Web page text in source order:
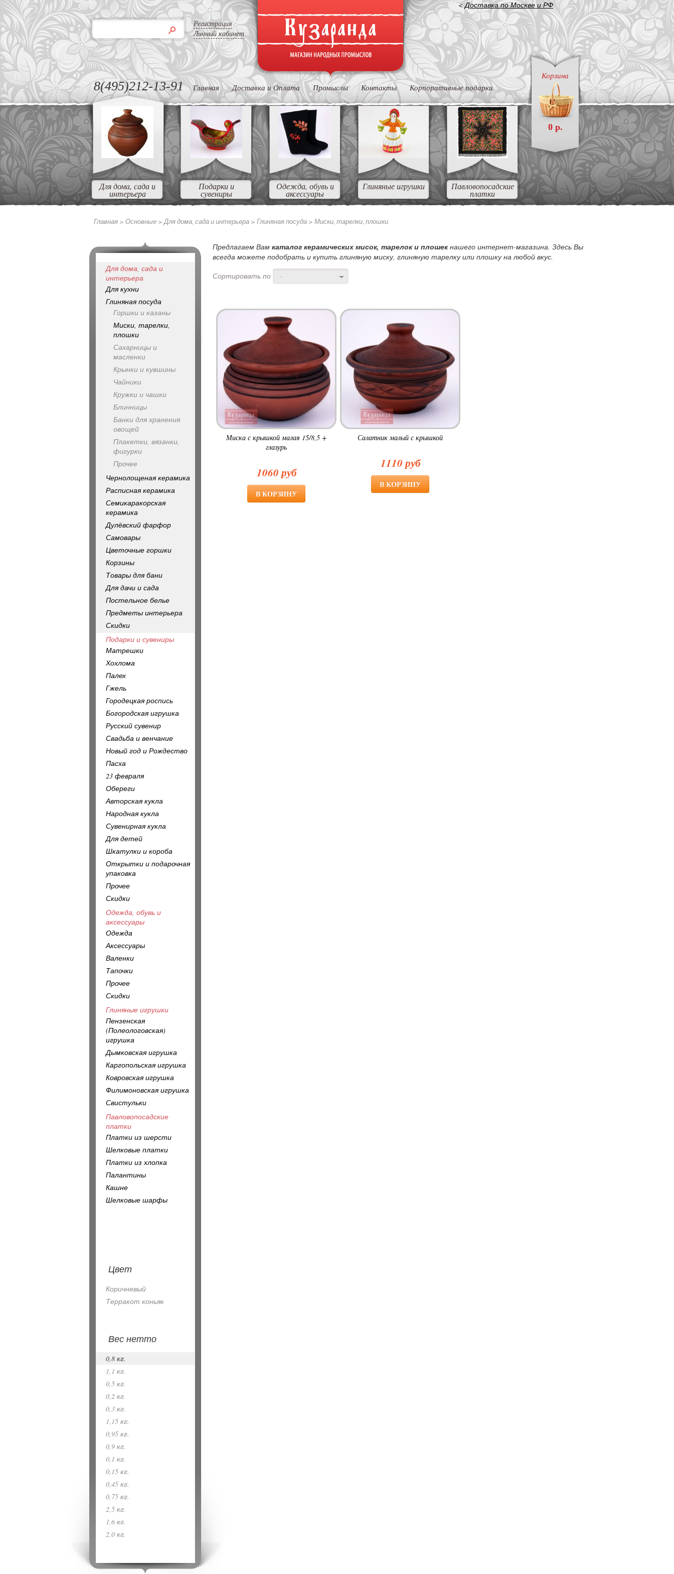
Регистрация
Личный кабинет
<Доставка по Москве и РФ
Корзина
0 р.
8(495)212-13-91 Главная Доставка и Оплата Промыслы Контакты Корпоративные подарки
Для дома, сада и
интерьера
Подарки и
сувениры
Одежда, обувь и
аксессуары
Глиняные игрушки Павловопосадские
платки
Главная > Основные >Для дома, сада и интерьера > Глиняная посуда > Миски, тарелки, плошки
Предлагаем Вам каталог керамических мисок, тарелок и плошекнашего интернет-магазина. Здесь Вы
всегда можете подобрать и купить глиняную миску, глиняную тарелку или плошку на любой вкус.
Сортировать по
-
Миска с крышкой малая 15/8,5 +
глазурь
1060 руб
Салатник малый с крышкой
1110 руб
Для дома, сада и
интерьера
Для кухни
Глиняная посуда
Горшки и казаны
Миски, тарелки,
плошки
Сахарницы и
масленки
Крынки и кувшины
Чайники
Кружки и чашки
Блинницы
Банки для хранения
овощей
Плакетки, вязанки,
фигурки
Прочее
Чернолощеная керамика
Расписная керамика
Семикаракорская
керамика
Дулёвский фарфор
Самовары
Цветочные горшки
Корзины
Товары для бани
Для дачи и сада
Постельное белье
Предметы интерьера
Скидки
Подарки и сувениры
Матрешки
Хохлома
Палех
Гжель
Городецкая роспись
Богородская игрушка
Русский сувенир
Свадьба и венчание
Новый год и Рождество
Пасха
23 февраля
Обереги
Авторская кукла
Народная кукла
Сувенирная кукла
Для детей
Шкатулки и короба
Открытки и подарочная
упаковка
Прочее
Скидки
Одежда, обувь и
аксессуары
Одежда
Аксессуары
Валенки
Тапочки
Прочее
Скидки
Глиняные игрушки
Пензенская
(Полеологовская)
игрушка
Дымковская игрушка
Каргопольская игрушка
Ковровская игрушка
Филимоновская игрушка
Свистульки
Павловопосадские
платки
Платки из шерсти
Шелковые платки
Платки из хлопка
Палантины
Кашне
Шелковые шарфы
Цвет
Коричневый
Терракот коньяк
Вес нетто
0,8 кг.
1,1 кг.
0,5 кг.
0,2 кг.
0,3 кг.
1,15 кг.
0,95 кг.
0,9 кг.
0,1 кг.
0,15 кг.
0,45 кг.
0,75 кг.
2,5 кг.
1,6 кг.
2,0 кг.